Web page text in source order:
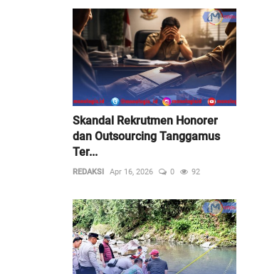
Skandal Rekrutmen Honorer
dan Outsourcing Tanggamus
Ter...
REDAKSI Apr 16, 2026 0 92